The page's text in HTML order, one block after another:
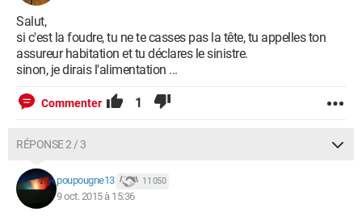
Salut,
si c'est la foudre, tu ne te casses pas la tête, tu appelles ton
assureur habitation et tu déclares le sinistre.
sinon, je dirais l'alimentation ...
Commenter 1
RÉPONSE 2 / 3
poupougne13 11 050
9 oct. 2015 à 15:36